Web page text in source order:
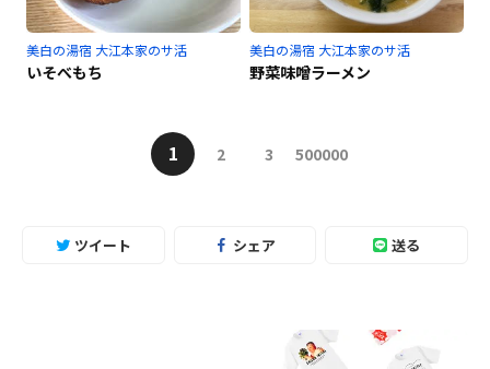
美白の湯宿 大江本家のサ活
いそべもち
美白の湯宿 大江本家のサ活
野菜味噌ラーメン
1 2 3 500000
ツイート シェア 送る